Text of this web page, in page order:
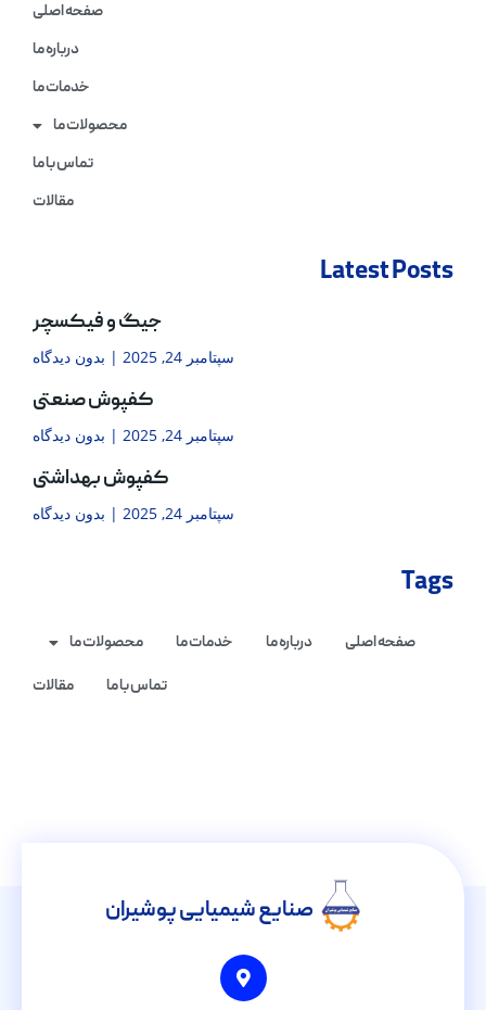
صفحه اصلی
درباره ما
خدمات ما
محصولات ما
تماس با ما
مقالات
Latest Posts
جیگ و فیکسچر
سپتامبر 24, 2025 بدون دیدگاه
کفپوش صنعتی
سپتامبر 24, 2025 بدون دیدگاه
کفپوش بهداشتی
سپتامبر 24, 2025 بدون دیدگاه
Tags
صفحه اصلی درباره ما خدمات ما
محصولات ما
تماس با ما
مقالات
صنایع شیمیایی پوشیران